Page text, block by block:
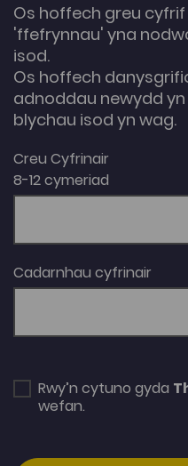
Os hoffech greu
'ffefrynnau' yna
isod.
Os hoffech
adnoddau newydd
blychau isod yn wag.
Creu Cyfrinair
8-12 cymeriad
Cadarnhau cyfrinair
Rwy’n cytuno gyda
wefan.